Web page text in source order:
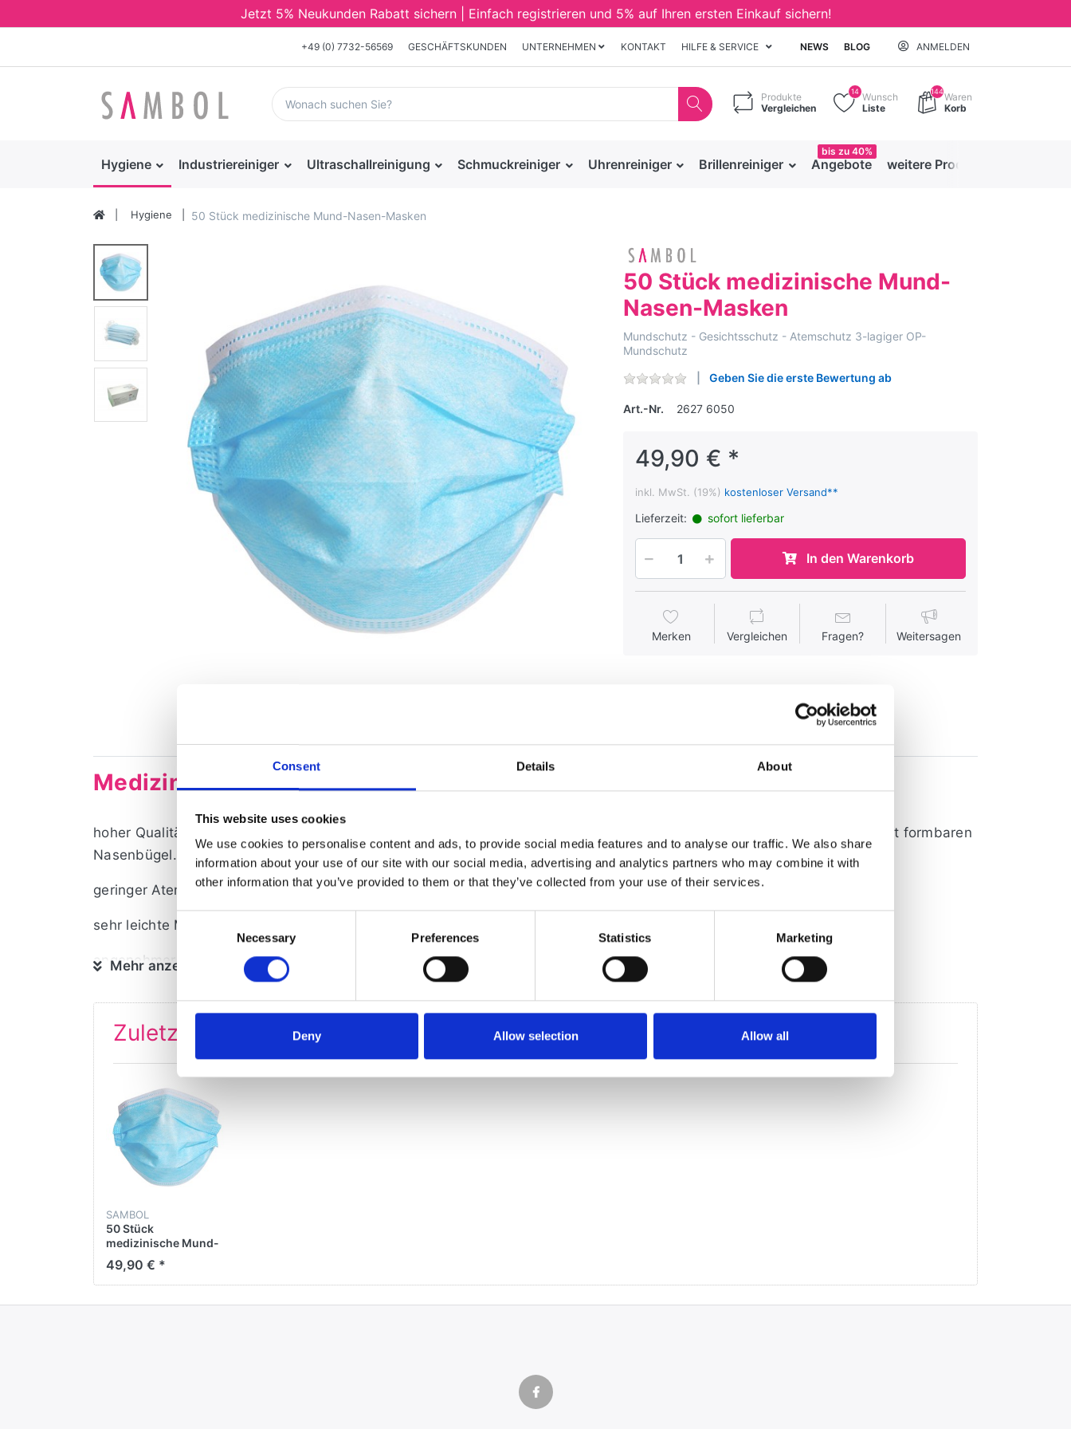
Consent Details About
This website uses cookies
We use cookies to personalise content and ads, to provide social media features and to analyse our traffic. We also share
information about your use of our site with our social media, advertising and analytics partners who may combine it with
other information that you’ve provided to them or that they’ve collected from your use of their services.
Consent
Necessary Preferences Statistics Marketing
Deny Allow selection Allow all
Jetzt 5% Neukunden Rabatt sichern | Einfach registrieren und 5% auf Ihren ersten Einkauf sichern!
+49 (0) 7732-56569 GESCHÄFTSKUNDEN UNTERNEHMEN KONTAKT HILFE & SERVICE NEWS BLOG ANMELDEN
Produkte
Vergleichen
14 Wunsch
Liste
144Waren
Korb
Hygiene Industriereiniger Ultraschallreinigung Schmuckreiniger Uhrenreiniger Brillenreiniger Angebote
bis zu 40%
weitere Produkte
Hygiene 50 Stück medizinische Mund-Nasen-Masken
50 Stück medizinische Mund-
Nasen-Masken
Mundschutz - Gesichtsschutz - Atemschutz 3-lagiger OP-
Mundschutz
Geben Sie die erste Bewertung ab
Art.-Nr. 2627 6050
49,90 € *
inkl. MwSt. (19%) kostenloser Versand**
Lieferzeit: sofort lieferbar
In den Warenkorb
Merken Vergleichen Fragen? Weitersagen
Medizinische Einwegmaske
hoher Qualitätsstandard, Verwendung von hochwertigem Vlies, guter Tragekomfort durch flexible Ohrschlaufen und leicht formbaren
Nasenbügel.
geringer Atemwiderstand
sehr leichte Maske
angenehmer Tragekomfort
bedingter Fremd-und Eigenschutz
Mehr anzeigen
Zuletzt angesehen
SAMBOL
50 Stück
medizinische Mund-
Nasen-Masken
49,90 € *